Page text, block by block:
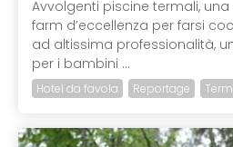
Avvolgenti piscine termali, una
farm d’eccellenza per farsi
ad altissima professionalità,
per i bambini ...
Hotel da favola Reportage